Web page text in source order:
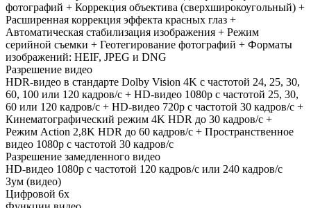
фотографий + Коррекция объектива (сверхширокоугольный) +
Расширенная коррекция эффекта красных глаз +
Автоматическая стабилизация изображения + Режим
серийной съемки + Геотегирование фотографий + Форматы
изображений: HEIF, JPEG и DNG
Разрешение видео
HDR‑видео в стандарте Dolby Vision 4K с частотой 24, 25, 30,
60, 100 или 120 кадров/ с + HD-видео 1080p с частотой 25, 30,
60 или 120 кадров/ с + HD-видео 720p с частотой 30 кадров/ с +
Кинематографический режим 4K HDR до 30 кадров/ с +
Режим Action 2,8K HDR до 60 кадров/ с + Пространственное
видео 1080p с частотой 30 кадров/ с
Разрешение замедленного видео
HD-видео 1080р c частотой 120 кадров/ с или 240 кадров/ с
Зум (видео)
Цифровой 6х